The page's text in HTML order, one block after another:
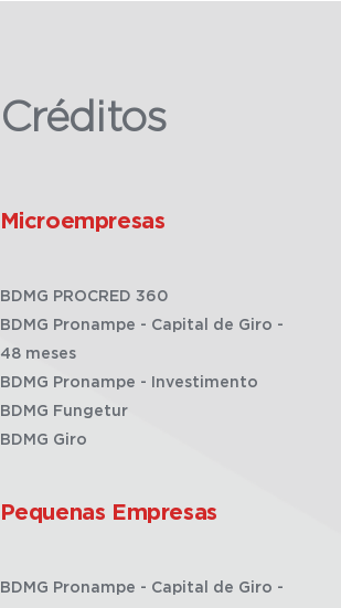
Créditos
Microempresas
BDMG PROCRED 360
BDMG Pronampe - Capital de Giro -
48 meses
BDMG Pronampe - Investimento
BDMG Fungetur
BDMG Giro
Pequenas Empresas
BDMG Pronampe - Capital de Giro -